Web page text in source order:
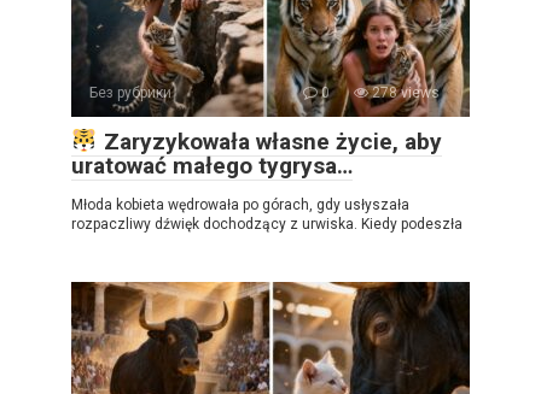
Без рубрики 0 278 views
Zaryzykowała własne życie, aby
uratować małego tygrysa…
Młoda kobieta wędrowała po górach, gdy usłyszała
rozpaczliwy dźwięk dochodzący z urwiska. Kiedy podeszła